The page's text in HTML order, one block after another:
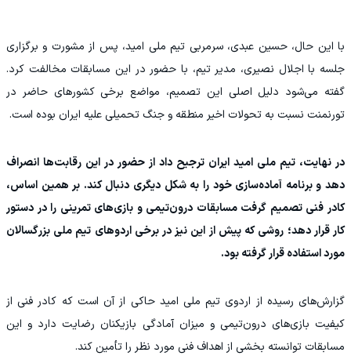
با این حال، حسین عبدی، سرمربی تیم ملی امید، پس از مشورت و برگزاری
جلسه با اجلال نصیری، مدیر تیم، با حضور در این مسابقات مخالفت کرد.
گفته می‌شود دلیل اصلی این تصمیم، مواضع برخی کشورهای حاضر در
تورنمنت نسبت به تحولات اخیر منطقه و جنگ تحمیلی علیه ایران بوده است.
در نهایت، تیم ملی امید ایران ترجیح داد از حضور در این رقابت‌ها انصراف
دهد و برنامه آماده‌سازی خود را به شکل دیگری دنبال کند. بر همین اساس،
کادر فنی تصمیم گرفت مسابقات درون‌تیمی و بازی‌های تمرینی را در دستور
کار قرار دهد؛ روشی که پیش از این نیز در برخی اردوهای تیم ملی بزرگسالان
مورد استفاده قرار گرفته بود.
گزارش‌های رسیده از اردوی تیم ملی امید حاکی از آن است که کادر فنی از
کیفیت بازی‌های درون‌تیمی و میزان آمادگی بازیکنان رضایت دارد و این
مسابقات توانسته بخشی از اهداف فنی مورد نظر را تأمین کند.